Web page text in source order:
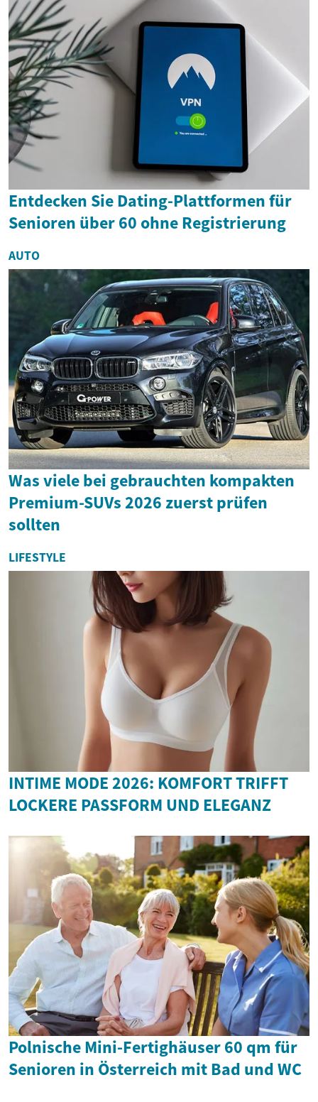
Entdecken Sie Dating-Plattformen für
Senioren über 60 ohne Registrierung
AUTO
Was viele bei gebrauchten kompakten
Premium-SUVs 2026 zuerst prüfen
sollten
LIFESTYLE
INTIME MODE 2026: KOMFORT TRIFFT
LOCKERE PASSFORM UND ELEGANZ
Polnische Mini-Fertighäuser 60 qm für
Senioren in Österreich mit Bad und WC